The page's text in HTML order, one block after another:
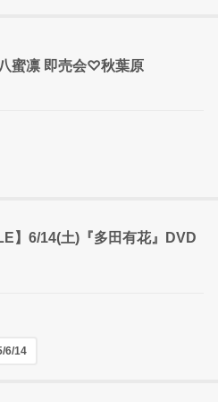
蜜凛 即売会♡秋葉原
】6/14(土)『多田有花』DVD
6/14